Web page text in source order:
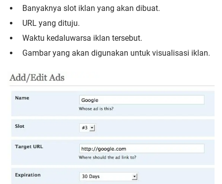
Banyaknya slot iklan yang akan dibuat.
URL yang dituju.
Waktu kedaluwarsa iklan tersebut.
Gambar yang akan digunakan untuk visualisasi iklan.